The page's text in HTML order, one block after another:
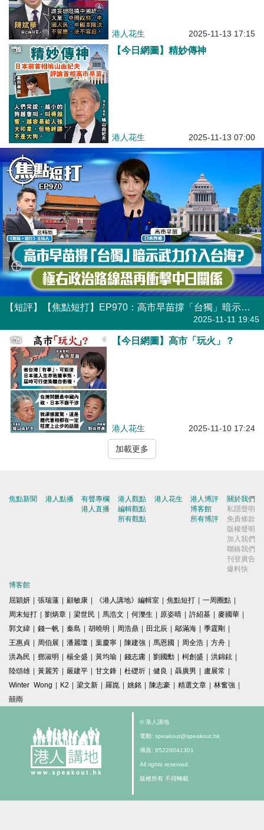
港人花生 2025-11-13 17:15
【今日網圖】精妙傳神
港人花生 2025-11-13 07:00
【短評】【焦點短打】EP970：高市早苗撐「台獨」暗示武力介入台海？ 極右政治路線恐再衝擊中日關係
2025-11-11 19:45
【今日網圖】高市「玩火」？
港人花生 2025-11-10 17:24
加載更多
焦點新聞 港人點播
有聲專欄
港人直播
港人觀點
編輯觀點
所有觀點
港人花生
港人博評
博客館
所有博評
關於我們
私隱聲明
免責條款
版權聲明
加入我們
聯絡我們
刊登廣告
爆料快
博客館
屈穎妍 | 張瑞蓮 | 顧敏康 | 《港人講地》編輯室 | 焦點短打 | 一周圈點 |
周末短打 | 劉炳章 | 梁世民 | 馬浩文 | 何濼生 | 原姿晴 | 許紹基 | 麥國華 |
郭文緯 | 錢一帆 | 秦島 | 胡曉明 | 周浩鼎 | 田北辰 | 鄔滿海 | 季霆剛 |
王惠貞 | 周伯展 | 潘麗瓊 | 葉慶寧 | 陳建強 | 馬恩國 | 周全浩 | 方舟 |
洪為民 | 鄧淑明 | 楊全盛 | 黃均瑜 | 錢志庸 | 劉國勳 | 柯創盛 | 洪錦鉉 |
陸頌雄 | 黃麗芳 | 嚴建平 | 甘文鋒 | 杜礎圻 | 健良 | 聶廣男 | 盧展常 |
Winter Wong | K2 | 梁文新 | 羅崑 | 姚銘 | 陳志豪 | 精選文章 | 林奮強 |
囍雨
© 港人講地
電郵: speakout@speakout.hk
傳真: 85228041301
All rights reserved.
版權所有 不得轉載